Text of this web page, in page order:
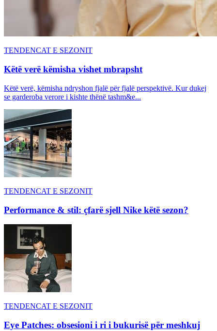
TENDENCAT E SEZONIT
Këtë verë këmisha vishet mbrapsht
Këtë verë, këmisha ndryshon fjalë për fjalë perspektivë. Kur dukej
se garderoba verore i kishte thënë tashm&e...
TENDENCAT E SEZONIT
Performance & stil: çfarë sjell Nike këtë sezon?
TENDENCAT E SEZONIT
Eye Patches: obsesioni i ri i bukurisë për meshkuj